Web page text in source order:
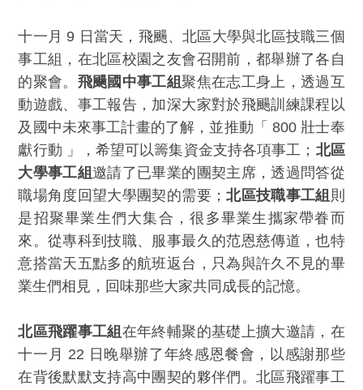
十一月 9 日當天，飛颺、北區大學與北區技職三個
事工組，在北區校園之友會召開前，都舉辦了各自
的聚會。 飛颺國中事工組聚焦在志工身上，透過互
動遊戲、事工報告，加深大家對於飛颺訓練課程以
及國中未來事工計畫的了解，並推動「 800 壯士奉
獻行動 」，希望可以籌集資金支持各項事工； 北區
大學事工組邀請了已畢業的團契主席，透過問答從
職場角度回望大學團契的需要； 北區技職事工組 則
是招聚畢業生們大集合，很多畢業生攜家帶眷而
來。從專科到技職、服事最久的范恩慈傳道，也特
意搭當天五點多的航班返台，只為與許久不見的畢
業生們相見，回味那些大家共同成長的記憶。
北區飛躍事工組 在年終輔聚的基礎上擴大邀請，在
十一月 22 日晚舉辦了年終感恩餐會，以感謝那些
在背後默默支持高中團契的夥伴們。北區飛躍事工